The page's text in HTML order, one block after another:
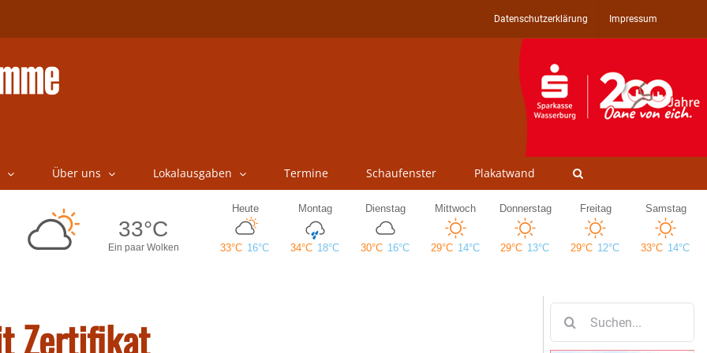
Datenschutzerklärung Impressum
Über uns Lokalausgaben Termine Schaufenster Plakatwand
Zertifikat
nach: